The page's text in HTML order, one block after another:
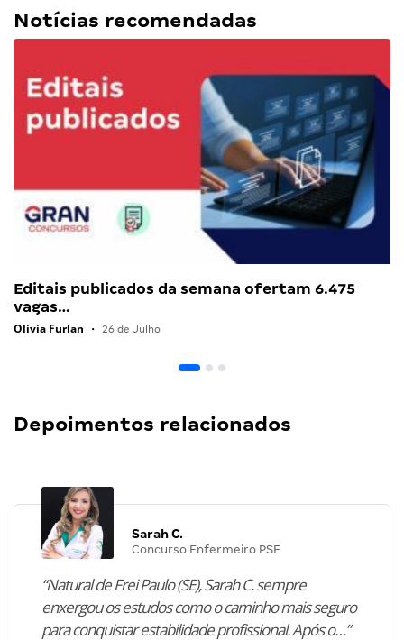
Notícias recomendadas
Editais publicados da semana ofertam 6.475
vagas…
Olivia Furlan • 26 de Julho
Depoimentos relacionados
Sarah C.
Concurso Enfermeiro PSF
“Natural de Frei Paulo (SE), Sarah C. sempre
enxergou os estudos como o caminho mais seguro
para conquistar estabilidade profissional. Após o…”